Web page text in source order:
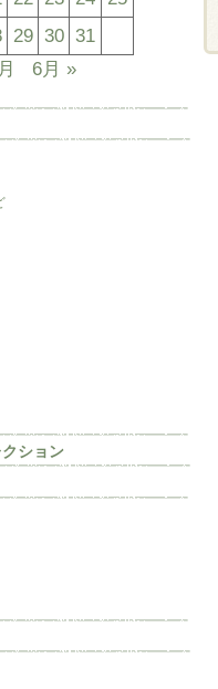
29 30 31
6月 »
ション